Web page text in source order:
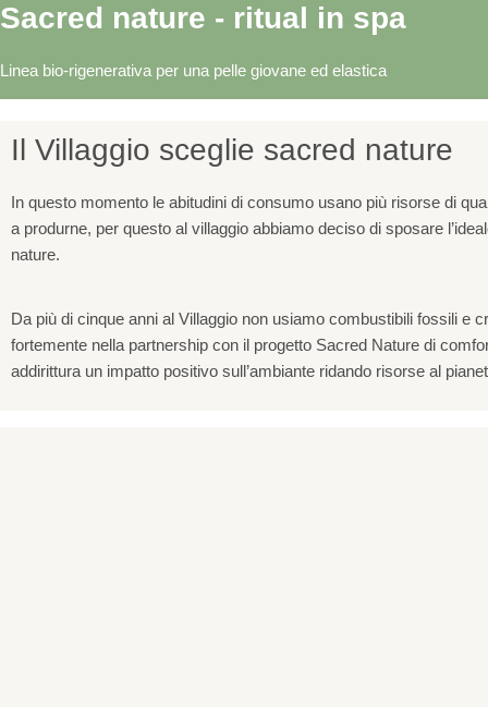
Sacred nature - ritual in spa
Linea bio-rigenerativa per una pelle giovane ed elastica
Il Villaggio sceglie sacred nature
In questo momento le abitudini di consumo usano più risorse di
a produrne, per questo al villaggio abbiamo deciso di sposare
nature.
Da più di cinque anni al Villaggio non usiamo combustibili fossili e
fortemente nella partnership con il progetto Sacred Nature di
addirittura un impatto positivo sull’ambiante ridando risorse al